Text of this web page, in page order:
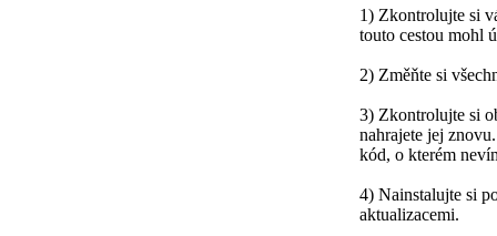
1) Zkontrolujte si
touto cestou mohl
2) Změňte si
3) Zkontrolujte si
nahrajete jej
kód, o kterém
4) Nainstalujte si
aktualizacemi.